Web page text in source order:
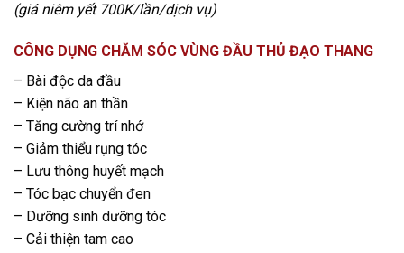
(giá niêm yết 700K/lần/dịch vụ)
CÔNG DỤNG CHĂM SÓC VÙNG ĐẦU THỦ ĐẠO THANG
– Bài độc da đầu
– Kiện não an thần
– Tăng cường trí nhớ
– Giảm thiểu rụng tóc
– Lưu thông huyết mạch
– Tóc bạc chuyển đen
– Dưỡng sinh dưỡng tóc
– Cải thiện tam cao